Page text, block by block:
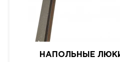
НАПОЛЬНЫЕ